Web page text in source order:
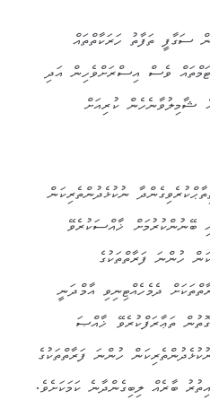
ސަގާފީ ތަފާތު ހަރަކާތްތައް
ވެސް އިސްރަށްވެހިން އަދި
ޝާމިލުވާނެހެން ކުރިއަށް
އިފްތިތާޙްކުރެވިގެންދާ ނުކުޅެދުންތެރިކަން
ބޭނުންކުރުމަށް ޚާއްސަކުރެވޭ
ހުންނަ ފަރާތްތަކުގެ
ދެމެހެއްޓިނިވި އާމްދަނީ
ތަޢާރަފްކުރެވޭ ޚާއްޞަ
ހުންނަ ފަރާތްތަކުގެ
ބާރެއް ލިބިގެންދާނެ ކަމަކަށެވެ.